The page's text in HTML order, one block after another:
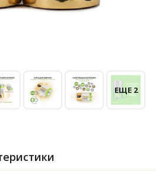
ЕЩЕ 2